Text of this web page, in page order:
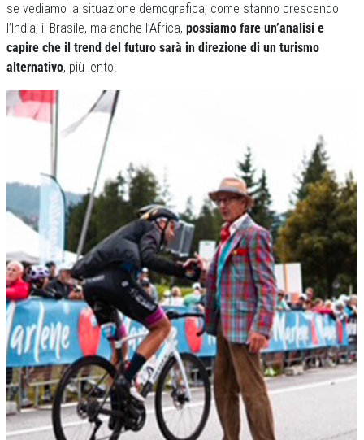
se vediamo la situazione demografica, come stanno crescendo
l’India, il Brasile, ma anche l’Africa, possiamo fare un’analisi e
capire che il trend del futuro sarà in direzione di un turismo
alternativo, più lento.